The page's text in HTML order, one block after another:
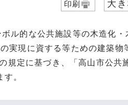
印刷 大
ル的な公共施設等の木造化・
実現に資する等ための建築物
規定に基づき、「高山市公共
。